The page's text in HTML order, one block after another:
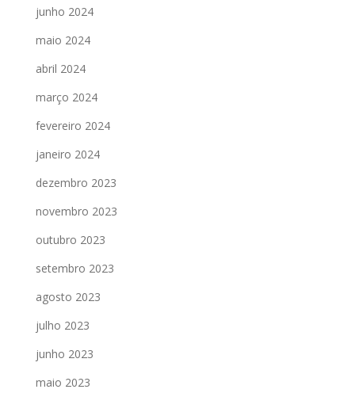
junho 2024
maio 2024
abril 2024
março 2024
fevereiro 2024
janeiro 2024
dezembro 2023
novembro 2023
outubro 2023
setembro 2023
agosto 2023
julho 2023
junho 2023
maio 2023